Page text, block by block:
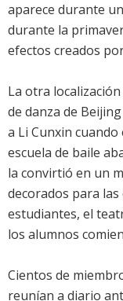
aparece durante
durante la
efectos creados
La otra
de danza de
a Li Cunxin
escuela de baile
la convirtió en un
decorados para las
estudiantes, el
los alumnos
Cientos de
reunían a diario